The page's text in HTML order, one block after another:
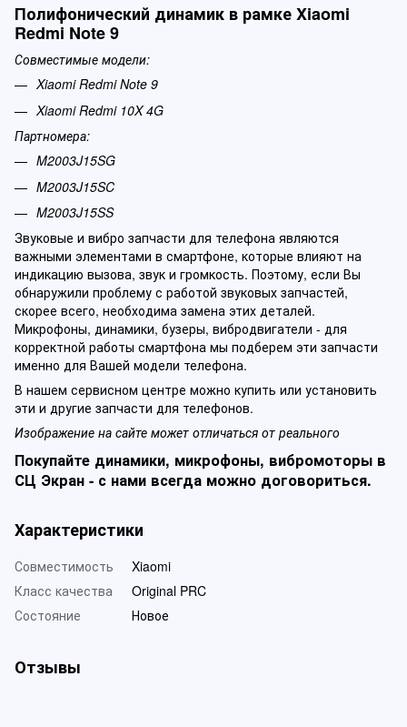
Полифонический динамик в рамке Xiaomi
Redmi Note 9
Совместимые модели:
Xiaomi Redmi Note 9
Xiaomi Redmi 10X 4G
Партномера:
M2003J15SG
M2003J15SC
M2003J15SS
Звуковые и вибро запчасти для телефона являются
важными элементами в смартфоне, которые влияют на
индикацию вызова, звук и громкость. Поэтому, если Вы
обнаружили проблему с работой звуковых запчастей,
скорее всего, необходима замена этих деталей.
Микрофоны, динамики, бузеры, вибродвигатели - для
корректной работы смартфона мы подберем эти запчасти
именно для Вашей модели телефона.
В нашем сервисном центре можно купить или установить
эти и другие запчасти для телефонов.
Изображение на сайте может отличаться от реального
Покупайте динамики, микрофоны, вибромоторы в
СЦ Экран - с нами всегда можно договориться.
Характеристики
Совместимость
Xiaomi
Класс качества
Original PRC
Состояние
Новое
Отзывы